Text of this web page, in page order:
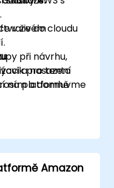
do cloudu
při návrhu,
a nasazení
na platformě
v živém
pro tento
a domluvme
Amazon